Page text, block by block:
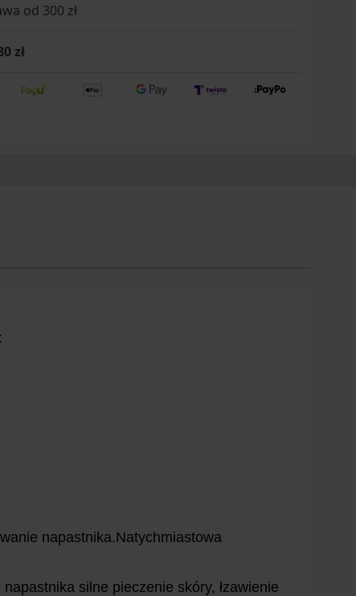
od 300 zł
zł
napastnika.Natychmiastowa
silne pieczenie skóry, łzawienie